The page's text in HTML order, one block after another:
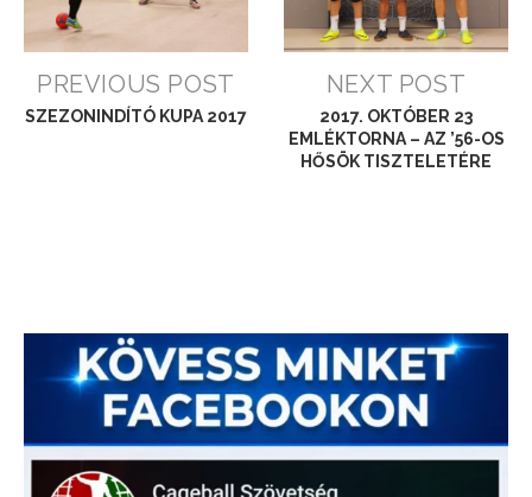
PREVIOUS POST
SZEZONINDÍTÓ KUPA 2017
NEXT POST
2017. OKTÓBER 23
EMLÉKTORNA – AZ ’56-OS
HŐSÖK TISZTELETÉRE